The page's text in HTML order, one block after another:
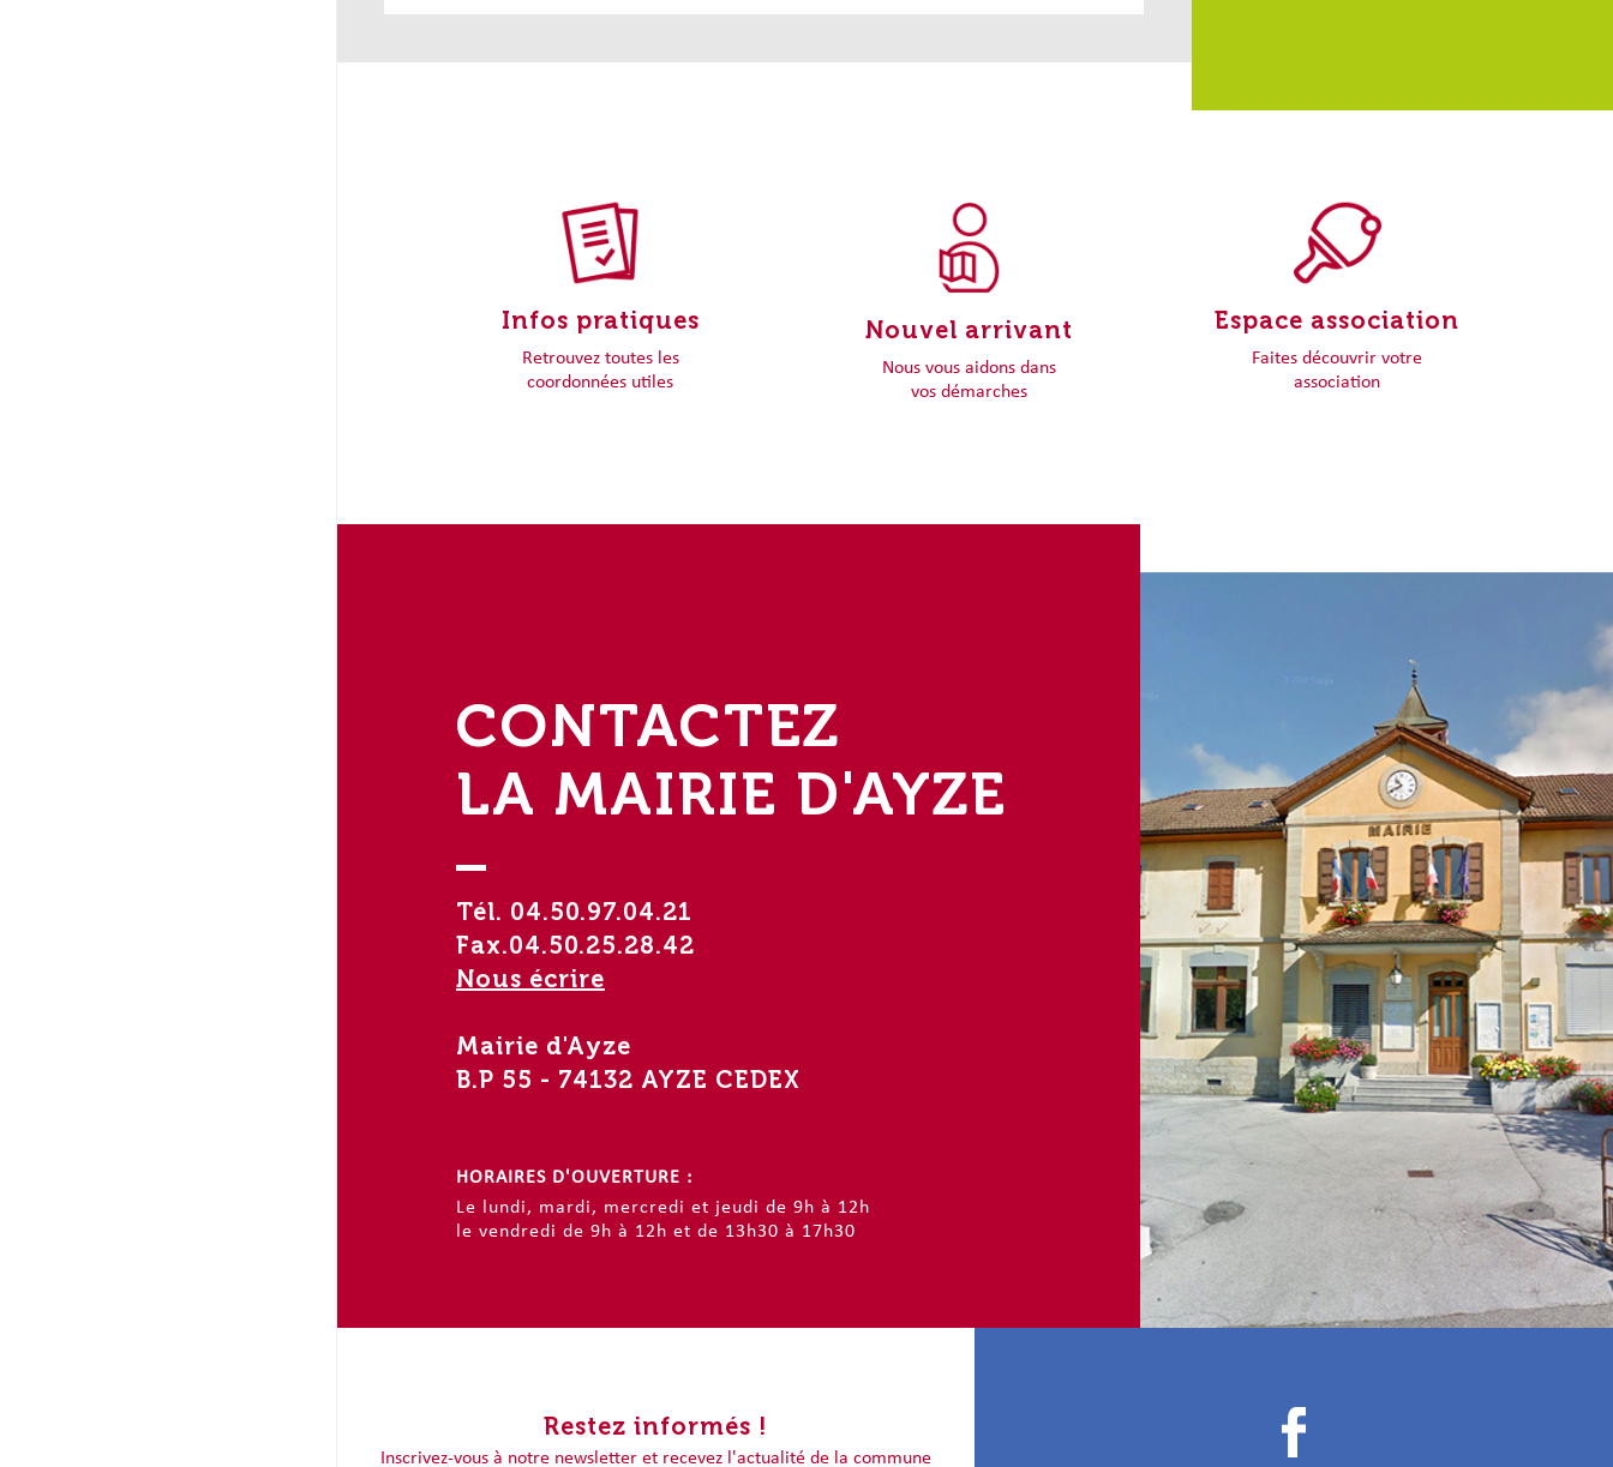
Infos pratiques
Retrouvez toutes les
coordonnées utiles
Nouvel arrivant
Nous vous aidons dans
vos démarches
Espace association
Faites découvrir votre
association
CONTACTEZ
LA MAIRIE D'AYZE
Tél. 04.50.97.04.21
Fax.04.50.25.28.42
Nous écrire
Mairie d'Ayze
B.P 55 - 74132 AYZE CEDEX
HORAIRES D'OUVERTURE :
Le lundi, mardi, mercredi et jeudi de 9h à 12h
le vendredi de 9h à 12h et de 13h30 à 17h30
Restez informés !
Inscrivez-vous à notre newsletter et recevez l'actualité de la commune